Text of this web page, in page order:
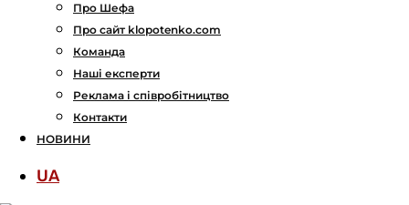
Про Шефа
Про сайт klopotenko.com
Команда
Наші експерти
Реклама і співробітництво
Контакти
НОВИНИ
UA